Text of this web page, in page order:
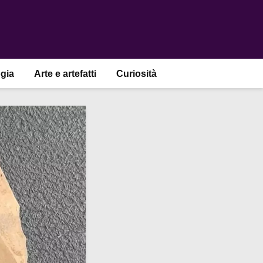
Arte e artefatti Curiosità